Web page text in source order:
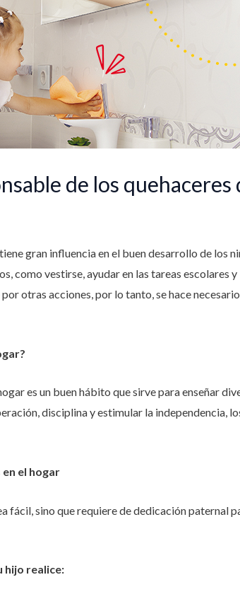
de los quehaceres
gran influencia en el buen desarrollo de los
como vestirse, ayudar en las tareas escolares
otras acciones, por lo tanto, se hace
es un buen hábito que sirve para enseñar
disciplina y estimular la independencia,
el hogar
fácil, sino que requiere de dedicación paternal
hijo realice: